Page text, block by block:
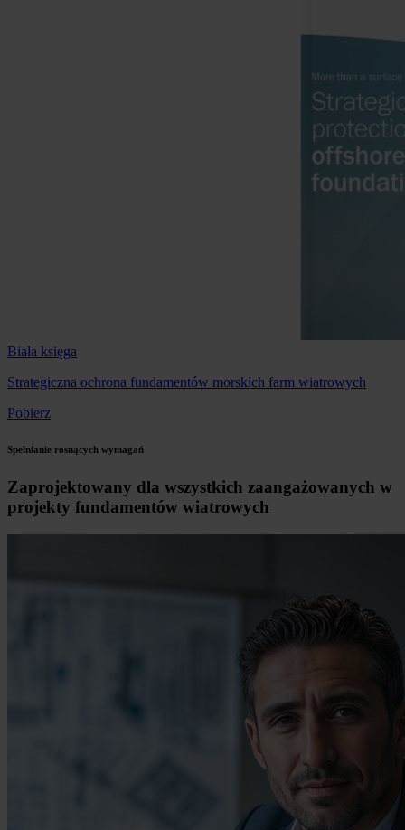
Biała księga
Strategiczna ochrona fundamentów morskich farm wiatrowych
Pobierz
Spełnianie rosnących wymagań
Zaprojektowany dla wszystkich zaangażowanych w
projekty fundamentów wiatrowych